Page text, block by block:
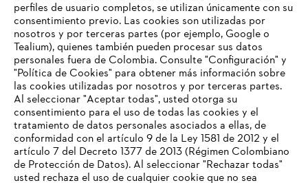
Nuestra empresa
Preguntas frecuentes
TU NAVEGADOR NO ES
COMPATIBLE
perfiles de usuario completos, se utilizan únicamente con su
consentimiento previo. Las cookies son utilizadas por
nosotros y por terceras partes (por ejemplo, Google o
Tealium), quienes también pueden procesar sus datos
personales fuera de Colombia. Consulte "Configuración" y
"Política de Cookies" para obtener más información sobre
las cookies utilizadas por nosotros y por terceras partes.
Al seleccionar "Aceptar todas", usted otorga su
consentimiento para el uso de todas las cookies y el
tratamiento de datos personales asociados a ellas, de
conformidad con el artículo 9 de la Ley 1581 de 2012 y el
artículo 7 del Decreto 1377 de 2013 (Régimen Colombiano
de Protección de Datos). Al seleccionar "Rechazar todas"
usted rechaza el uso de cualquier cookie que no sea